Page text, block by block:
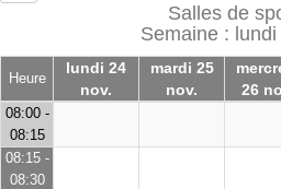
Salles de
Semaine :
Heure
lundi 24
nov.
mardi 25
nov.
26
08:00 -
08:15
08:15 -
08:30